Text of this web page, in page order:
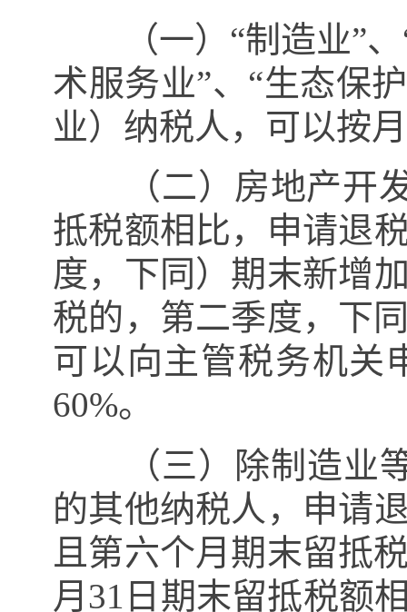
（一）“制造业”、“
术服务业”、“生态保
业）纳税人，可以按
（二）房地产开发
抵税额相比，申请退
度，下同）期末新增
税的，第二季度，下
可以向主管税务机关
60%。
（三）除制造业
的其他纳税人，申请
且第六个月期末留抵
月 31 日期末留抵税额